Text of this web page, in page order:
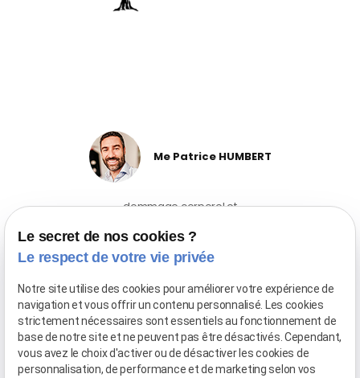
Me Patrice HUMBERT
dommage corporel et
Me Cédrine RAYBAUD
droit de la famille et protection
des violences intraframiliales
04 90 54 58 10
Le secret de nos cookies ?
Le respect de votre vie privée
Notre site utilise des cookies pour améliorer votre expérience de
navigation et vous offrir un contenu personnalisé. Les cookies
strictement nécessaires sont essentiels au fonctionnement de
base de notre site et ne peuvent pas être désactivés. Cependant,
vous avez le choix d'activer ou de désactiver les cookies de
personnalisation, de performance et de marketing selon vos